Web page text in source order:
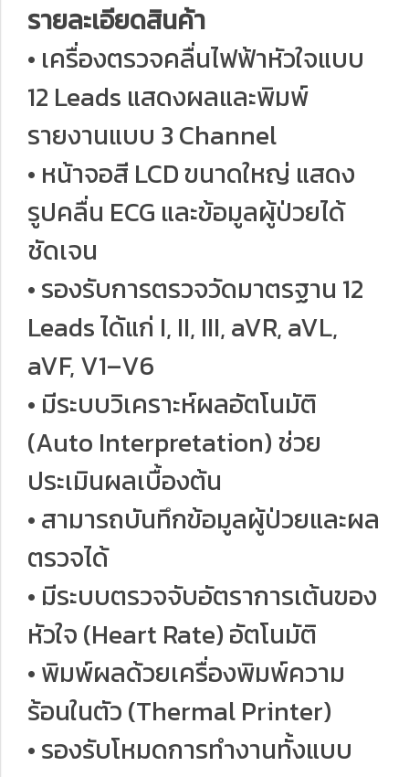
รายละเอียดสินค้า
• เครื่องตรวจคลื่นไฟฟ้าหัวใจแบบ
12 Leads แสดงผลและพิมพ์
รายงานแบบ 3 Channel
• หน้าจอสี LCD ขนาดใหญ่ แสดง
รูปคลื่น ECG และข้อมูลผู้ป่วยได้
ชัดเจน
• รองรับการตรวจวัดมาตรฐาน 12
Leads ได้แก่ I, II, III, aVR, aVL,
aVF, V1–V6
• มีระบบวิเคราะห์ผลอัตโนมัติ
(Auto Interpretation) ช่วย
ประเมินผลเบื้องต้น
• สามารถบันทึกข้อมูลผู้ป่วยและผล
ตรวจได้
• มีระบบตรวจจับอัตราการเต้นของ
หัวใจ (Heart Rate) อัตโนมัติ
• พิมพ์ผลด้วยเครื่องพิมพ์ความ
ร้อนในตัว (Thermal Printer)
• รองรับโหมดการทำงานทั้งแบบ